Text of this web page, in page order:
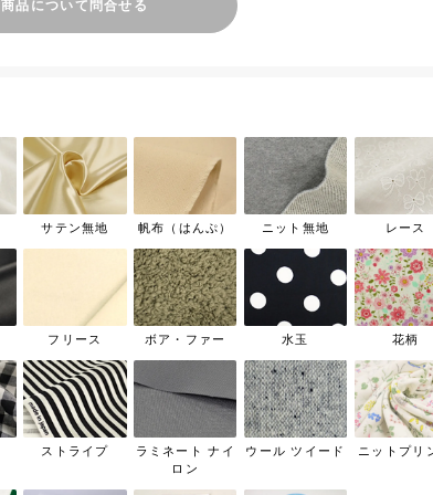
商品について問合せる
サテン無地 帆布（はんぷ） ニット無地 レース
フリース ボア・ファー 水玉 花柄
ストライプ
ラミネート ナイ
ロン
ウール ツイード ニットプリ